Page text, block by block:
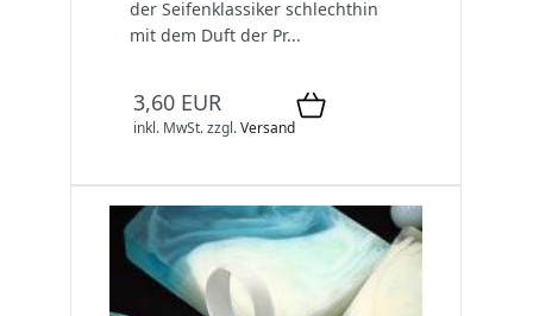
der Seifenklassiker schlechthin
mit dem Duft der Pr...
3,60 EUR
inkl. MwSt.zzgl.Versand